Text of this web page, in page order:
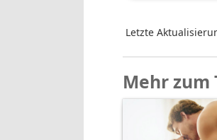
Letzte
Mehr zum